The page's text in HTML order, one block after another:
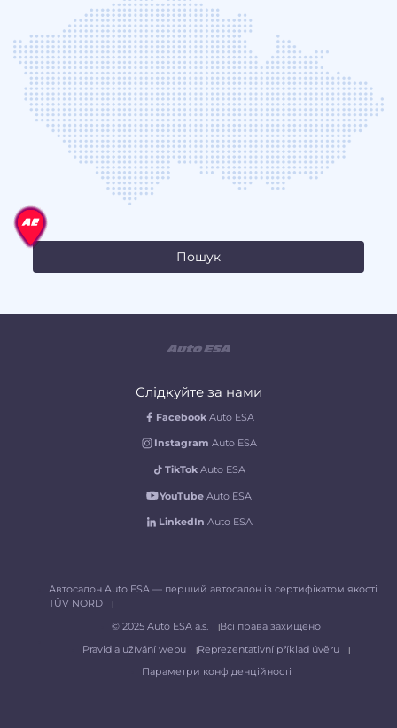
Слідкуйте за нами
Facebook Auto ESA
Instagram Auto ESA
TikTok Auto ESA
YouTubeAuto ESA
LinkedIn Auto ESA
Автосалон Auto ESA — перший автосалон із сертифікатом якості
TÜV NORD
© 2025 Auto ESA a.s.
Всі права захищено
Pravidla užívání webu
Reprezentativní příklad úvěru
Параметри конфіденційності